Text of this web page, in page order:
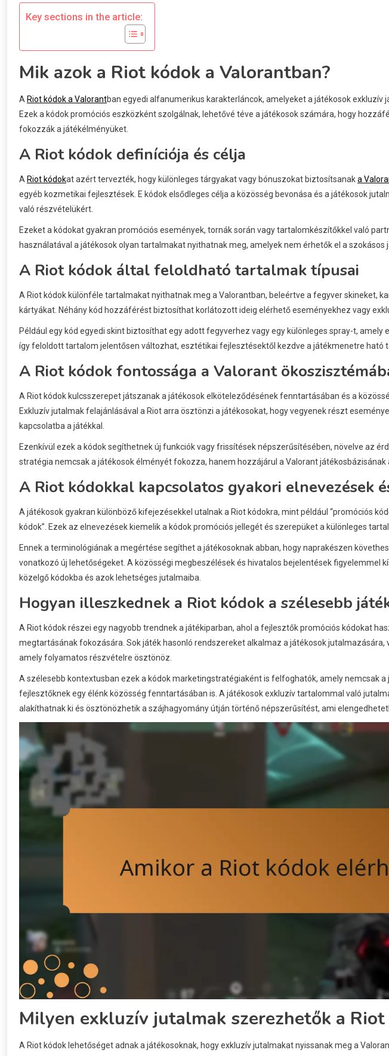
Key sections in the article:
Mik azok a Riot kódok a Valorantban?
A Riot kódok a Valorantban egyedi alfanumerikus karakterláncok, amelyeket a játékosok exkluzív
Ezek a kódok promóciós eszközként szolgálnak, lehetővé téve a játékosok számára, hogy
fokozzák a játékélményüket.
A Riot kódok definíciója és célja
A Riot kódokat azért tervezték, hogy különleges tárgyakat vagy bónuszokat biztosítsanaka
egyéb kozmetikai fejlesztések. E kódok elsődleges célja a közösség bevonása és a játékosok
való részvételükért.
Ezeket a kódokat gyakran promóciós események, tornák során vagy tartalomkészítőkkel való
használatával a játékosok olyan tartalmakat nyithatnak meg, amelyek nem érhetők el a szokásos
A Riot kódok által feloldható tartalmak típusai
A Riot kódok különféle tartalmakat nyithatnak meg a Valorantban, beleértve a fegyver skineket,
kártyákat. Néhány kód hozzáférést biztosíthat korlátozott ideig elérhető eseményekhez vagy
Például egy kód egyedi skint biztosíthat egy adott fegyverhez vagy egy különleges spray-t, amely
így feloldott tartalom jelentősen változhat, esztétikai fejlesztésektől kezdve a játékmenetre ható
A Riot kódok fontossága a Valorant
A Riot kódok kulcsszerepet játszanak a játékosok elköteleződésének fenntartásában és a
Exkluzív jutalmak felajánlásával a Riot arra ösztönzi a játékosokat, hogy vegyenek részt
kapcsolatba a játékkal.
Ezenkívül ezek a kódok segíthetnek új funkciók vagy frissítések népszerűsítésében, növelve az
stratégia nemcsak a játékosok élményét fokozza, hanem hozzájárul a Valorant játékosbázisának
A Riot kódokkal kapcsolatos gyakori elnevezések
A játékosok gyakran különböző kifejezésekkel utalnak a Riot kódokra, mint például “promóciós
kódok”. Ezek az elnevezések kiemelik a kódok promóciós jellegét és szerepüket a különleges
Ennek a terminológiának a megértése segíthet a játékosoknak abban, hogy naprakészen
vonatkozó új lehetőségeket. A közösségi megbeszélések és hivatalos bejelentések figyelemmel
közelgő kódokba és azok lehetséges jutalmaiba.
Hogyan illeszkednek a Riot kódok a szélesebb
A Riot kódok részei egy nagyobb trendnek a játékiparban, ahol a fejlesztők promóciós kódokat
megtartásának fokozására. Sok játék hasonló rendszereket alkalmaz a játékosok
amely folyamatos részvételre ösztönöz.
A szélesebb kontextusban ezek a kódok marketingstratégiaként is felfoghatók, amely nemcsak a
fejlesztőknek egy élénk közösség fenntartásában is. A játékosok exkluzív tartalommal való
alakíthatnak ki és ösztönözhetik a szájhagyomány útján történő népszerűsítést, ami
Milyen exkluzív jutalmak szerezhetők a Riot
A Riot kódok lehetőséget adnak a játékosoknak, hogy exkluzív jutalmakat nyissanak meg a